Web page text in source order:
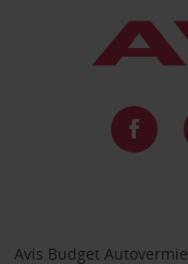
Avis Budget